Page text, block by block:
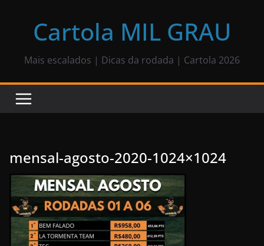
Cartola MIL GRAU
Mais escalados | Dicas da rodada | Cartola 2026
mensal-agosto-2020-1024×1024